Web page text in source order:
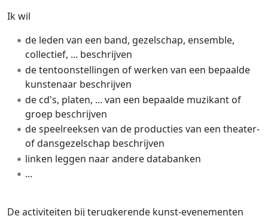
Ik wil
de leden van een band, gezelschap, ensemble,
collectief, ... beschrijven
de tentoonstellingen of werken van een bepaalde
kunstenaar beschrijven
de cd's, platen, ... van een bepaalde muzikant of
groep beschrijven
de speelreeksen van de producties van een theater-
of dansgezelschap beschrijven
linken leggen naar andere databanken
...
De activiteiten bij terugkerende kunst-evenementen